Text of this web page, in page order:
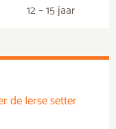
12 – 15 jaar
de Ierse setter